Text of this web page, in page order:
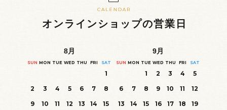
オンラインショップの営業日
8月
SUN MON TUE WED THU FRI SAT
1
2
3 4 5 6 7
8
9
10 11 12 13 14
15
9月
SUN MON TUE WED THU FRI SAT
1 2 3 4
5
6
7 8 9 10 11
12
13
14 15 16 17 18
19